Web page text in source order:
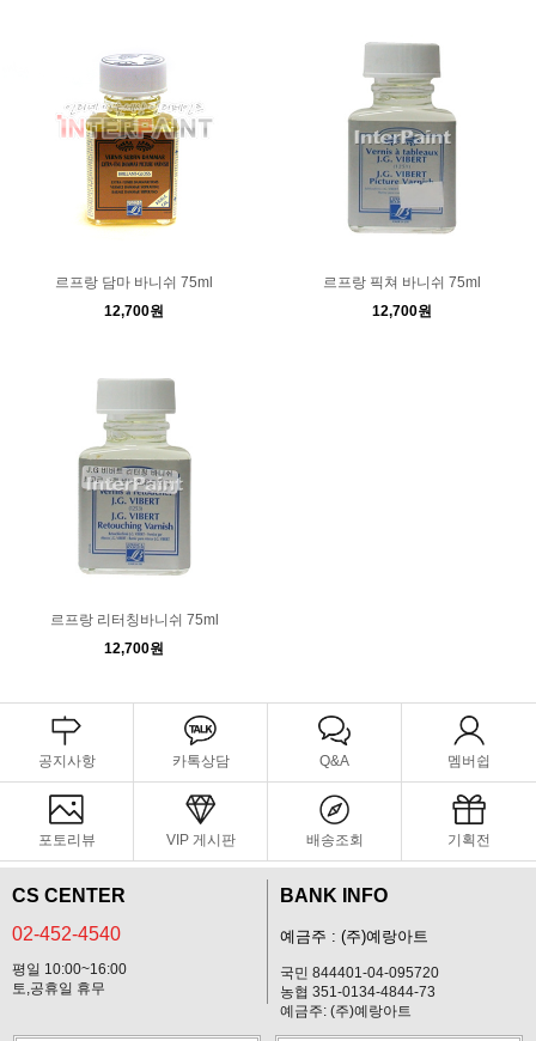
르프랑 담마 바니쉬 75ml
12,700원
르프랑 픽쳐 바니쉬 75ml
12,700원
르프랑 리터칭바니쉬 75ml
12,700원
공지사항 카톡상담 Q&A 멤버쉽
포토리뷰 VIP 게시판 배송조회 기획전
CS CENTER
02-452-4540
평일 10:00~16:00
토,공휴일 휴무
BANK INFO
예금주 : (주)예랑아트
국민 844401-04-095720
농협 351-0134-4844-73
예금주: (주)예랑아트